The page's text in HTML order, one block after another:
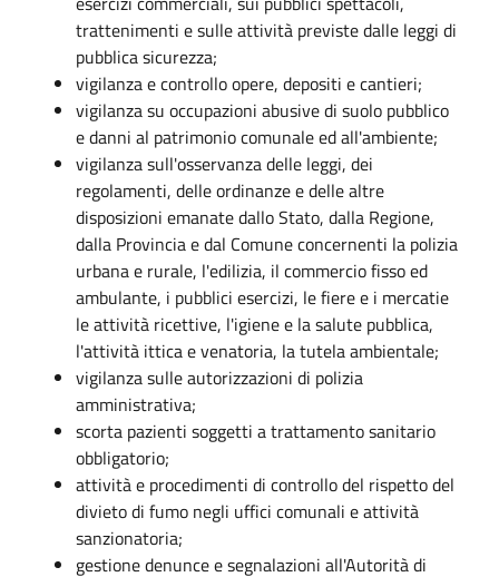
trattenimenti e sulle attività previste dalle leggi di
pubblica sicurezza;
vigilanza e controllo opere, depositi e cantieri;
vigilanza su occupazioni abusive di suolo pubblico
e danni al patrimonio comunale ed all'ambiente;
vigilanza sull'osservanza delle leggi, dei
regolamenti, delle ordinanze e delle altre
disposizioni emanate dallo Stato, dalla Regione,
dalla Provincia e dal Comune concernenti la polizia
urbana e rurale, l'edilizia, il commercio fisso ed
ambulante, i pubblici esercizi, le fiere e i mercatie
le attività ricettive, l'igiene e la salute pubblica,
l'attività ittica e venatoria, la tutela ambientale;
vigilanza sulle autorizzazioni di polizia
amministrativa;
scorta pazienti soggetti a trattamento sanitario
obbligatorio;
attività e procedimenti di controllo del rispetto del
divieto di fumo negli uffici comunali e attività
sanzionatoria;
gestione denunce e segnalazioni all'Autorità di